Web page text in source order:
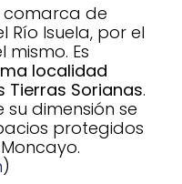
comarca de
Río Isuela, por el
Es
localidad
Tierras Sorianas.
dimensión se
protegidos
)